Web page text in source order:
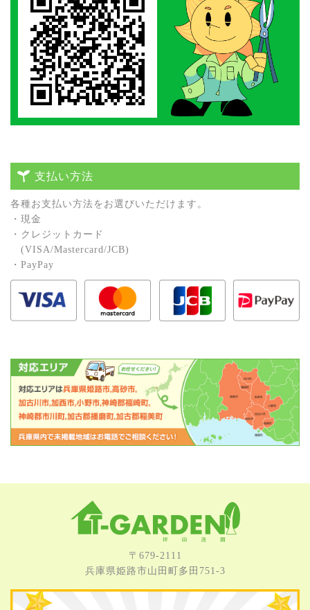
支払い方法
各種お⽀払い⽅法をお選びいただけます。
・現⾦
・クレジットカード
(VISA/Mastercard/JCB)
・PayPay
〒679-2111
兵庫県姫路市⼭⽥町多⽥751-3